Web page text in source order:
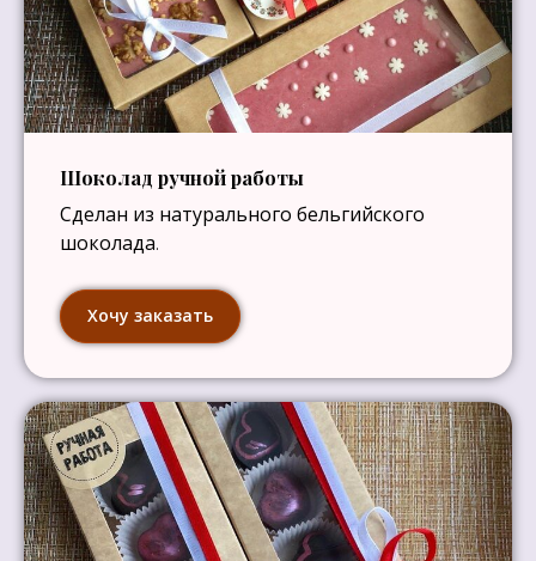
Шоколад ручной работы
Сделан из натурального бельгийского
шоколада.
Хочу заказать